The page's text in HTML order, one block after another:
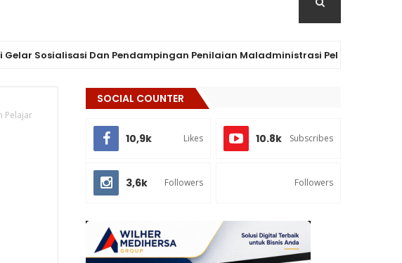
Dan Pendampingan Penilaian Maladministrasi Pelayanan Publik
Pelajar
SOCIAL COUNTER
10,9k Likes 10.8k Subscribes
3,6k Followers Followers